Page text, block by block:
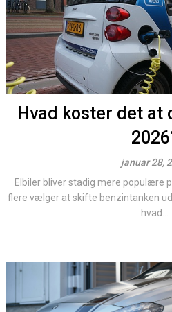
Hvad koster det at
januar 28,
Elbiler bliver stadig mere populære
flere vælger at skifte benzintanken
hvad...